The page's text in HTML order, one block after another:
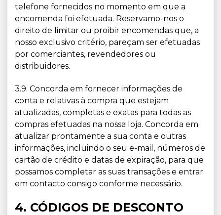
telefone fornecidos no momento em que a
encomenda foi efetuada. Reservamo-nos o
direito de limitar ou proibir encomendas que, a
nosso exclusivo critério, pareçam ser efetuadas
por comerciantes, revendedores ou
distribuidores.
3.9. Concorda em fornecer informações de
conta e relativas à compra que estejam
atualizadas, completas e exatas para todas as
compras efetuadas na nossa loja. Concorda em
atualizar prontamente a sua conta e outras
informações, incluindo o seu e-mail, números de
cartão de crédito e datas de expiração, para que
possamos completar as suas transações e entrar
em contacto consigo conforme necessário.
4. CÓDIGOS DE DESCONTO